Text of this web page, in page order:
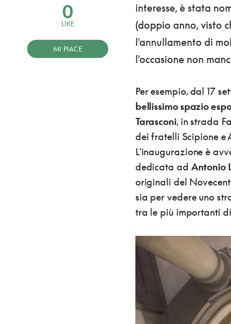
interesse, è stata
(doppio anno, visto
l'annullamento di
l'occasione non
Per esempio, dal 17
bellissimo spazio
Tarasconi, in strada
dei fratelli Scipione e
L'inaugurazione è
dedicata ad Antonio
originali del
sia per vedere uno
tra le più importanti
0
LIKE
MI PIACE